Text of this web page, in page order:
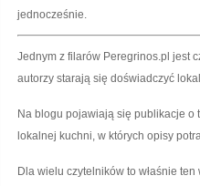
jednocześnie.
Jednym z filarów Peregrinos.pl jest
autorzy starają się doświadczyć
Na blogu pojawiają się publikacje o
lokalnej kuchni, w których opisy
Dla wielu czytelników to właśnie